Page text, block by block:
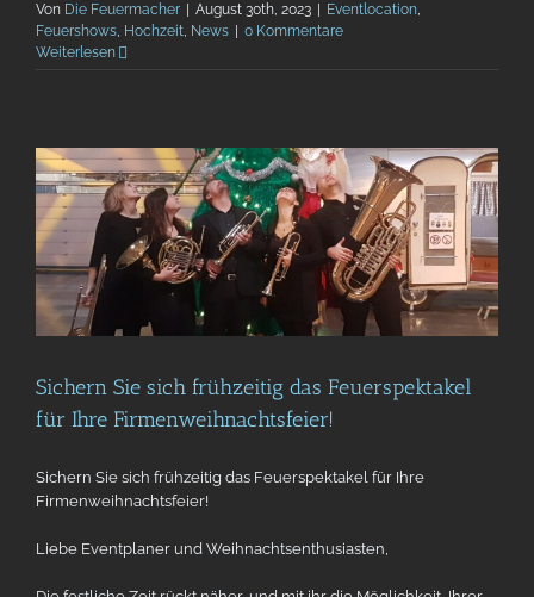
Von Die Feuermacher August 30th, 2023 Eventlocation,
Feuershows, Hochzeit, News
0 Kommentare
Weiterlesen
Sichern Sie sich frühzeitig das Feuerspektakel
für Ihre Firmenweihnachtsfeier!
Sichern Sie sich frühzeitig das Feuerspektakel für Ihre
Firmenweihnachtsfeier!
Liebe Eventplaner und Weihnachtsenthusiasten,